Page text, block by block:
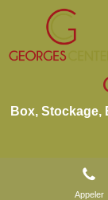
Box, Stockage,
Appeler